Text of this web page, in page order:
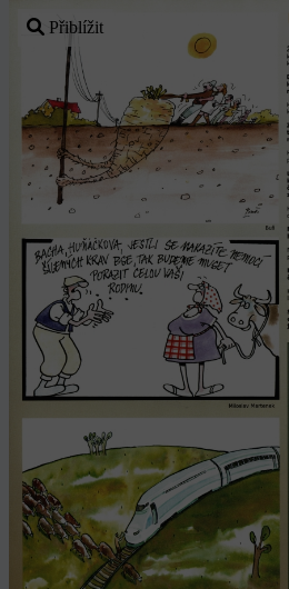
Přiblížit